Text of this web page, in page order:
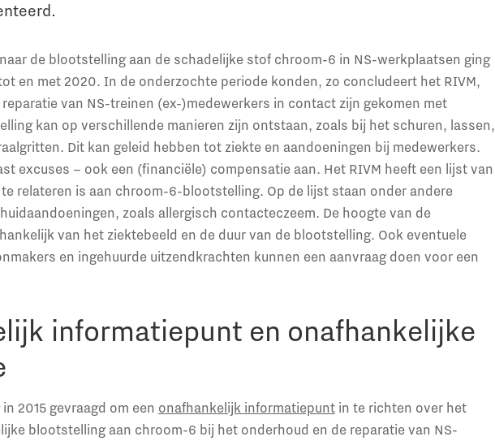
de blootstelling aan de schadelijke stof chroom-6 in NS-werkplaatsen ging
en met 2020. In de onderzochte periode konden, zo concludeert het RIVM,
van NS-treinen (ex-)medewerkers in contact zijn gekomen met
kan op verschillende manieren zijn ontstaan, zoals bij het schuren, lassen,
Dit kan geleid hebben tot ziekte en aandoeningen bij medewerkers.
excuses – ook een (financiële) compensatie aan. Het RIVM heeft een lijst van
relateren is aan chroom-6-blootstelling. Op de lijst staan onder andere
zoals allergisch contacteczeem. De hoogte van de
van het ziektebeeld en de duur van de blootstelling. Ook eventuele
en ingehuurde uitzendkrachten kunnen een aanvraag doen voor een
informatiepunt en onafhankelijke
2015 gevraagd om een onafhankelijk informatiepuntin te richten over het
blootstelling aan chroom-6 bij het onderhoud en de reparatie van NS-